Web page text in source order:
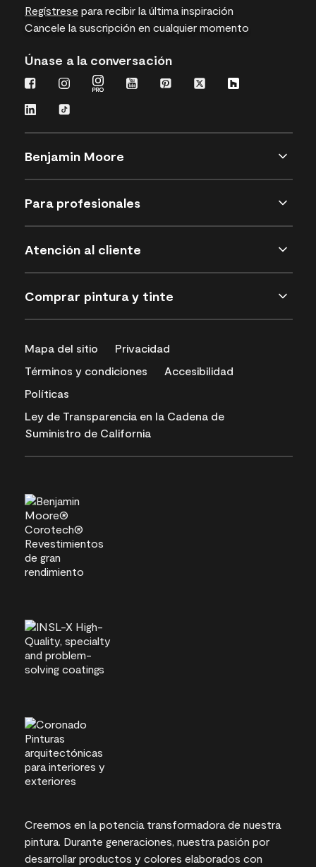
Regístrese para recibir la última inspiración
Cancele la suscripción en cualquier momento
Únase a la conversación
Benjamin Moore
Para profesionales
Atención al cliente
Comprar pintura y tinte
Mapa del sitio
Privacidad
Términos y condiciones
Accesibilidad
Políticas
Ley de Transparencia en la Cadena de
Suministro de California
Creemos en la potencia transformadora de nuestra
pintura. Durante generaciones, nuestra pasión por
desarrollar productos y colores elaborados con